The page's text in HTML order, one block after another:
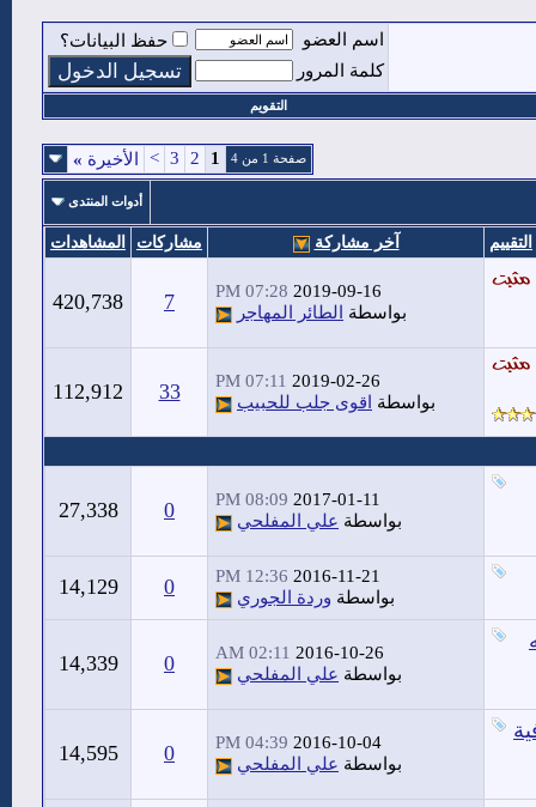
اسم العضو
حفظ البيانات؟
كلمة المرور
التقويم
صفحة 1 من 4 1
2
3
> الأخيرة »
أدوات المنتدى
التقييم آخر مشاركة مشاركات المشاهدات
2019-09-16
07:28 PM
بواسطة
الطائر المهاجر 7
420,738
2019-02-26
07:11 PM
بواسطة
اقوى جلب للحبيب 33
112,912
2017-01-11
08:09 PM
بواسطة علي المفلحي 0
27,338
2016-11-21
12:36 PM
بواسطة وردة الجوري 0
14,129
2016-10-26
02:11 AM
بواسطة علي المفلحي 0
14,339
2016-10-04
04:39 PM
بواسطة علي المفلحي 0
14,595